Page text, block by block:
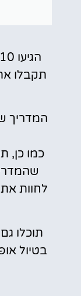
תקבלו
לחוות
תוכלו